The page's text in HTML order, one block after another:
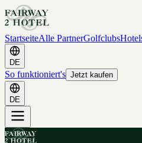
StartseiteAlle PartnerGolfclubs
DE
So funktioniert's Jetzt kaufen
DE